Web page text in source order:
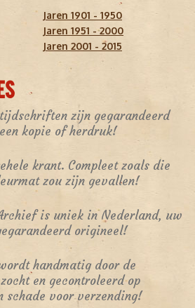
Jaren 1901 - 1950
Jaren 1951 - 2000
Jaren 2001 - 2015
zijn gegarandeerd
kopie of herdruk!
krant. Compleet zoals die
zou zijn gevallen!
is uniek in Nederland, uw
origineel!
handmatig door de
en gecontroleerd op
schade voor verzending!